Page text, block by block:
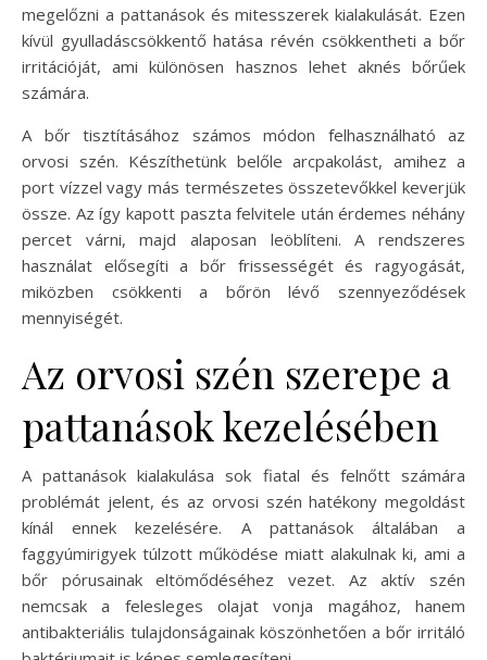
megelőzni a pattanások és mitesszerek kialakulását. Ezen
kívül gyulladáscsökkentő hatása révén csökkentheti a bőr
irritációját, ami különösen hasznos lehet aknés bőrűek
számára.
A bőr tisztításához számos módon felhasználható az
orvosi szén. Készíthetünk belőle arcpakolást, amihez a
port vízzel vagy más természetes összetevőkkel keverjük
össze. Az így kapott paszta felvitele után érdemes néhány
percet várni, majd alaposan leöblíteni. A rendszeres
használat elősegíti a bőr frissességét és ragyogását,
miközben csökkenti a bőrön lévő szennyeződések
mennyiségét.
Az orvosi szén szerepe a
pattanások kezelésében
A pattanások kialakulása sok fiatal és felnőtt számára
problémát jelent, és az orvosi szén hatékony megoldást
kínál ennek kezelésére. A pattanások általában a
faggyúmirigyek túlzott működése miatt alakulnak ki, ami a
bőr pórusainak eltömődéséhez vezet. Az aktív szén
nemcsak a felesleges olajat vonja magához, hanem
antibakteriális tulajdonságainak köszönhetően a bőr irritáló